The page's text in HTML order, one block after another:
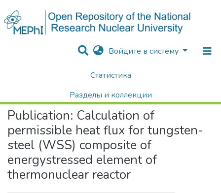
Войдите в систему
Статистика
Разделы и коллекции
Поиск
Publication: Calculation of
permissible heat flux for tungsten-
steel (WSS) composite of
energystressed element of
thermonuclear reactor